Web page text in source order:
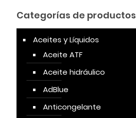
Categorías de productos
Aceites y Líquidos
Aceite ATF
Aceite hidráulico
AdBlue
Anticongelante